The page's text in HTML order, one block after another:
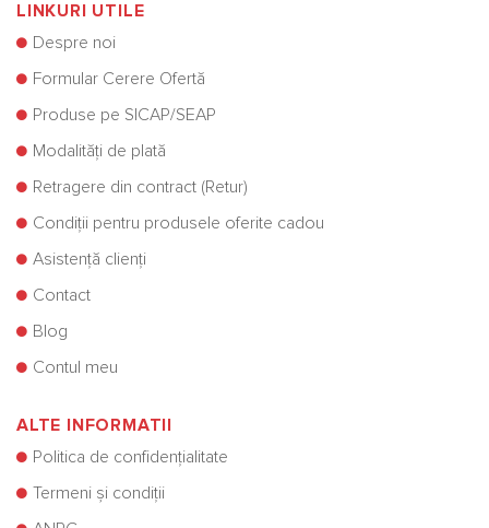
LINKURI UTILE
Despre noi
Formular Cerere Ofertă
Produse pe SICAP/SEAP
Modalități de plată
Retragere din contract (Retur)
Condiții pentru produsele oferite cadou
Asistență clienți
Contact
Blog
Contul meu
ALTE INFORMATII
Politica de confidențialitate
Termeni și condiții